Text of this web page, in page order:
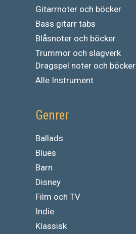
Gitarrnoter och böcker
Bass gitarr tabs
Blåsnoter och böcker
Trummor och slagverk
Dragspel noter och böcker
Alle Instrument
Genrer
Ballads
Blues
Barn
Disney
Film och TV
Indie
Klassisk